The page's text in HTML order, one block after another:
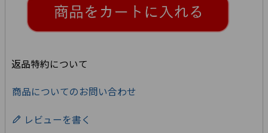
返品特約について
商品についてのお問い合わせ
レビューを書く